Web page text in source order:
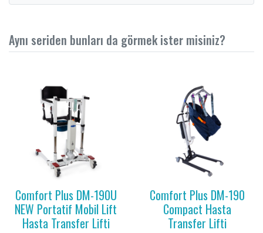
Aynı seriden bunları da görmek ister misiniz?
Comfort Plus DM-190U
NEW Portatif Mobil Lift
Hasta Transfer Lifti
Comfort Plus DM-190
Compact Hasta
Transfer Lifti